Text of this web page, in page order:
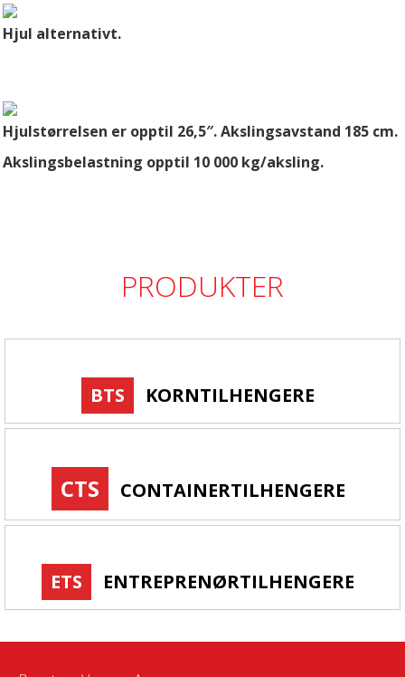
Hjul alternativt.
Hjulstørrelsen er opptil 26,5″. Akslingsavstand 185 cm.
Akslingsbelastning opptil 10 000 kg/aksling.
PRODUKTER
BTS KORNTILHENGERE
CTS CONTAINERTILHENGERE
ETS ENTREPRENØRTILHENGERE